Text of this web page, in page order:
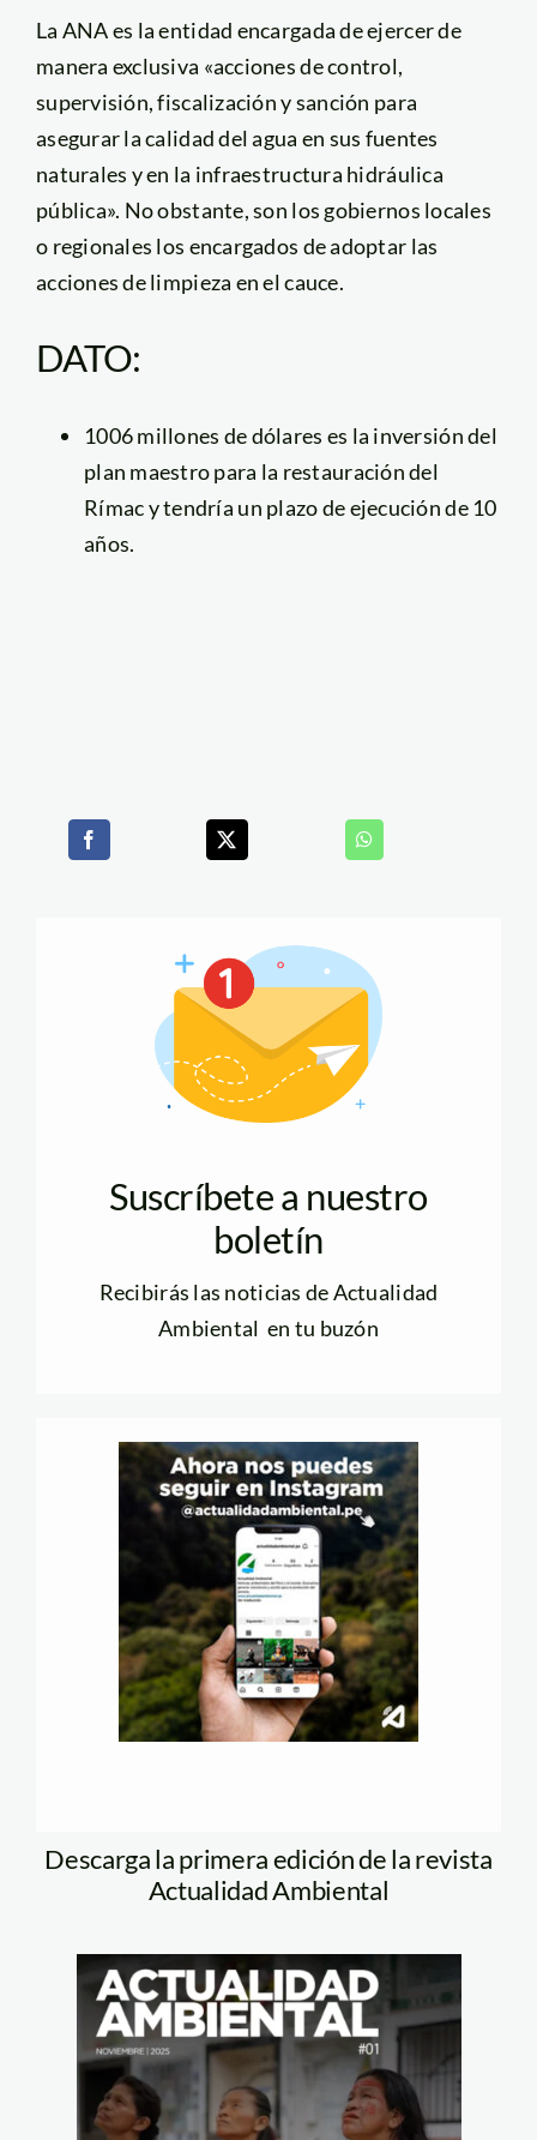
La ANA es la entidad encargada de ejercer de
manera exclusiva «acciones de control,
supervisión, fiscalización y sanción para
asegurar la calidad del agua en sus fuentes
naturales y en la infraestructura hidráulica
pública». No obstante, son los gobiernos locales
o regionales los encargados de adoptar las
acciones de limpieza en el cauce.
DATO:
1006 millones de dólares es la inversión del
plan maestro para la restauración del
Rímac y tendría un plazo de ejecución de 10
años.
Suscríbete a nuestro
boletín
Recibirás las noticias de Actualidad
Ambiental en tu buzón
Descarga la primera edición de la revista
Actualidad Ambiental